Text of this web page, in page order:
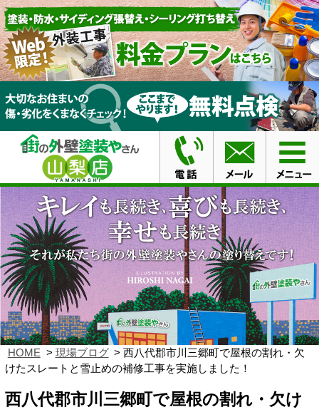
HOME 現場ブログ
西八代郡市川三郷町で屋根の割れ・欠
けたスレートと雪止めの補修工事を実施しました！
西八代郡市川三郷町で屋根の割れ・欠け